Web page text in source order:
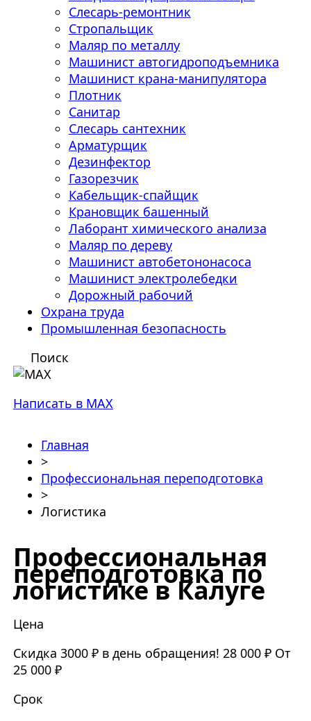
Слесарь-ремонтник
Стропальщик
Маляр по металлу
Машинист автогидроподъемника
Машинист крана-манипулятора
Плотник
Санитар
Слесарь сантехник
Арматурщик
Дезинфектор
Газорезчик
Кабельщик-спайщик
Крановщик башенный
Лаборант химического анализа
Маляр по дереву
Машинист автобетононасоса
Машинист электролебедки
Дорожный рабочий
Охрана труда
Промышленная безопасность
Поиск
Написать в MAX
Главная
>
Профессиональная переподготовка
>
Логистика
Профессиональная
переподготовка по
логистике в Калуге
Цена
Скидка 3000 ₽ в день обращения! 28 000 ₽ От
25 000 ₽
Срок